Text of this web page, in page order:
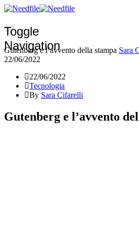
Toggle
Navigation
Gutenberg e l’avvento della stampa Sara
22/06/2022
22/06/2022
Tecnologia
By Sara Cifarelli
Gutenberg e l’avvento